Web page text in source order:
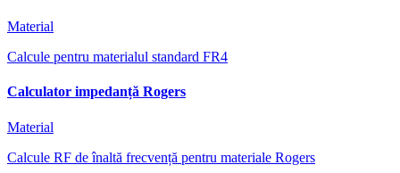
Material
Calcule pentru materialul standard FR4
Calculator impedanță Rogers
Material
Calcule RF de înaltă frecvență pentru materiale Rogers